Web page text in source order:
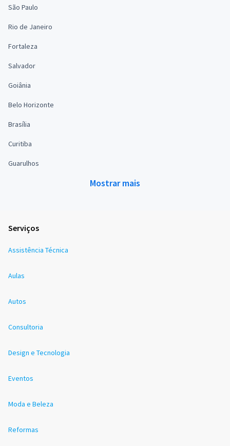
São Paulo
Rio de Janeiro
Fortaleza
Salvador
Goiânia
Belo Horizonte
Brasília
Curitiba
Guarulhos
Mostrar mais
Serviços
Assistência Técnica
Aulas
Autos
Consultoria
Design e Tecnologia
Eventos
Moda e Beleza
Reformas